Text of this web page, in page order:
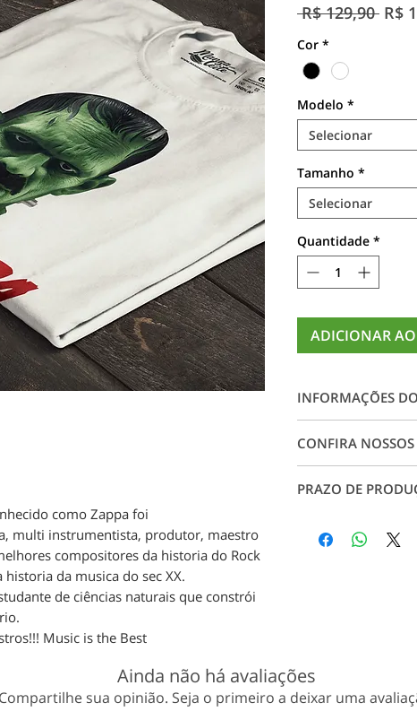
como Zappa foi
multi instrumentista, produtor, maestro
compositores da historia do Rock
da musica do sec XX.
de ciências naturais que constrói
Music is the Best
R$ 129,90 R$
Cor *
Modelo *
Selecionar
Tamanho *
Selecionar
Quantidade *
ADICIONAR
INFORMAÇÕES
impressão digital
rachaduras,
durabilidade.
CONFIRA
Tabela de Medidas
PRAZO DE
pagamento;
Ainda não há avaliações
Compartilhe sua opinião. Seja o primeiro a deixar uma